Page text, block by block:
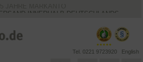
INNERHALB DEUTSCHLANDS
ZAHLUNGSMÖGLICHKEITEN
GARANTIE
Tel. 0221 9723920 English